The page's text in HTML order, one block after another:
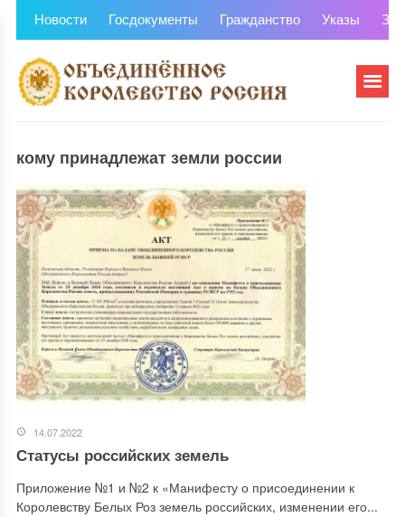
Новости Госдокументы Гражданство Указы
кому принадлежат земли россии
14.07.2022
Статусы российских земель
Приложение №1 и №2 к «Манифесту о присоединении к
Королевству Белых Роз земель российских, изменении его...